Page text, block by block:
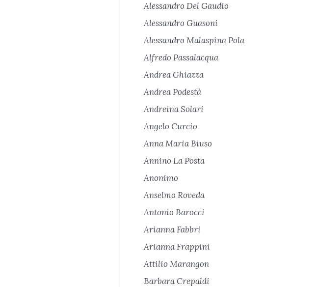
Alessandro Del Gaudio
Alessandro Guasoni
Alessandro Malaspina Pola
Alfredo Passalacqua
Andrea Ghiazza
Andrea Podestà
Andreina Solari
Angelo Curcio
Anna Maria Biuso
Annino La Posta
Anonimo
Anselmo Roveda
Antonio Barocci
Arianna Fabbri
Arianna Frappini
Attilio Marangon
Barbara Crepaldi